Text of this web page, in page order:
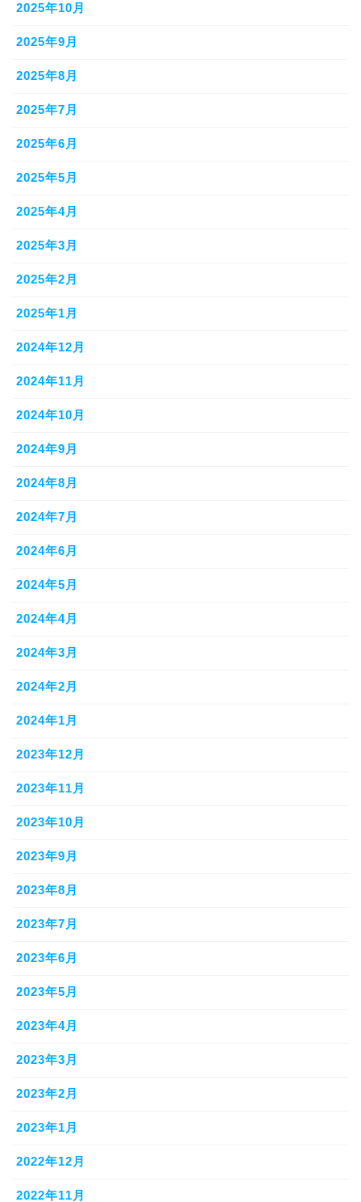
2025年10月
2025年9月
2025年8月
2025年7月
2025年6月
2025年5月
2025年4月
2025年3月
2025年2月
2025年1月
2024年12月
2024年11月
2024年10月
2024年9月
2024年8月
2024年7月
2024年6月
2024年5月
2024年4月
2024年3月
2024年2月
2024年1月
2023年12月
2023年11月
2023年10月
2023年9月
2023年8月
2023年7月
2023年6月
2023年5月
2023年4月
2023年3月
2023年2月
2023年1月
2022年12月
2022年11月